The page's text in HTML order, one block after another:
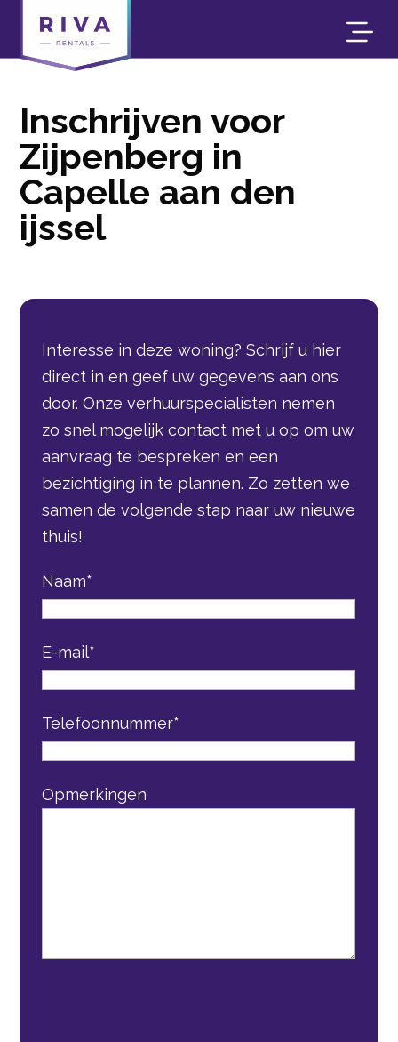
Inschrijven voor
Zijpenberg in
Capelle aan den
ijssel
Interesse in deze woning? Schrijf u hier
direct in en geef uw gegevens aan ons
door. Onze verhuurspecialisten nemen
zo snel mogelijk contact met u op om uw
aanvraag te bespreken en een
bezichtiging in te plannen. Zo zetten we
samen de volgende stap naar uw nieuwe
thuis!
Naam*
E-mail*
Telefoonnummer*
Opmerkingen